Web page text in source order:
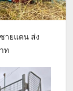
ายแดน ส่ง
ท